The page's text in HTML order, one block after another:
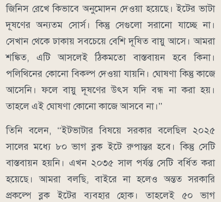
জিনিস রেখে কিভাবে অনুমোদন দেওয়া হয়েছে। ইটের ভাটা
দূষণের অন্যতম সোর্স। কিন্তু সেগুলো সরানো যাচ্ছে না।
সেখান থেকে ঢাকায় সবচেয়ে বেশি দূষিত বায়ু আসে। আমরা
শঙ্কিত, এটি আসলেই ঠিকমতো বাস্তবায়ন হবে কিনা।
পলিথিনের কোনো বিকল্প দেওয়া যায়নি। ঘোষণা কিন্তু কাজে
আসেনি। ফলে বায়ু দূষণের উৎস যদি বন্ধ না করা হয়।
তাহলে এই ঘোষণা কোনো কাজে আসবে না।’’
তিনি বলেন, ‘‘ইটভাটার বিষয়ে সরকার বলেছিল ২০২৫
সালের মধ্যে ৮০ ভাগ ব্লক ইটে রুপান্তর হবে। কিন্তু সেটি
বাস্তবায়ন হয়নি। এখন ২০৩৫ সাল পর্যন্ত সেটি বর্ধিত করা
হয়েছে। আমরা বলছি, বাইরে না হলেও অন্তত সরকারি
প্রকল্পে ব্লক ইটের ব্যবহার হোক। তাহলেই ৫০ ভাগ